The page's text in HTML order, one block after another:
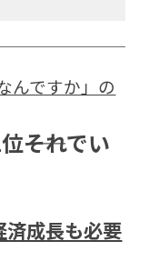
んですか」の
――それでい
済成長も必要